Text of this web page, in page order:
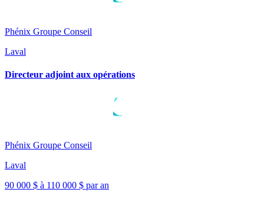
Phénix Groupe Conseil
Laval
Directeur adjoint aux opérations
Phénix Groupe Conseil
Laval
90 000 $ à 110 000 $ par an